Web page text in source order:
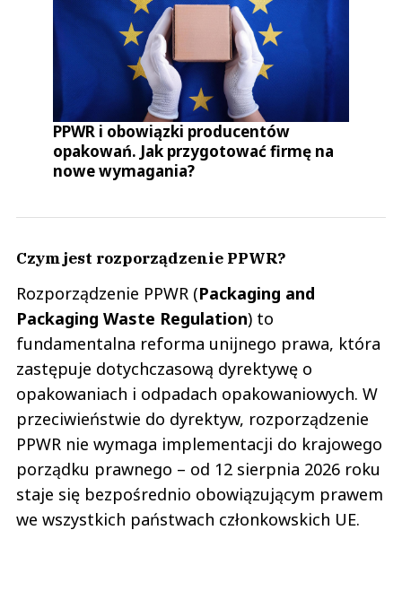
PPWR i obowiązki producentów
opakowań. Jak przygotować firmę na
nowe wymagania?
Czym jest rozporządzenie PPWR?
Rozporządzenie PPWR (Packaging and
Packaging Waste Regulation) to
fundamentalna reforma unijnego prawa, która
zastępuje dotychczasową dyrektywę o
opakowaniach i odpadach opakowaniowych. W
przeciwieństwie do dyrektyw, rozporządzenie
PPWR nie wymaga implementacji do krajowego
porządku prawnego – od 12 sierpnia 2026 roku
staje się bezpośrednio obowiązującym prawem
we wszystkich państwach członkowskich UE.